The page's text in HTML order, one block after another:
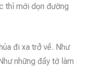
thì mới dọn đường
đi xa trở về. Như
những đầy tớ làm